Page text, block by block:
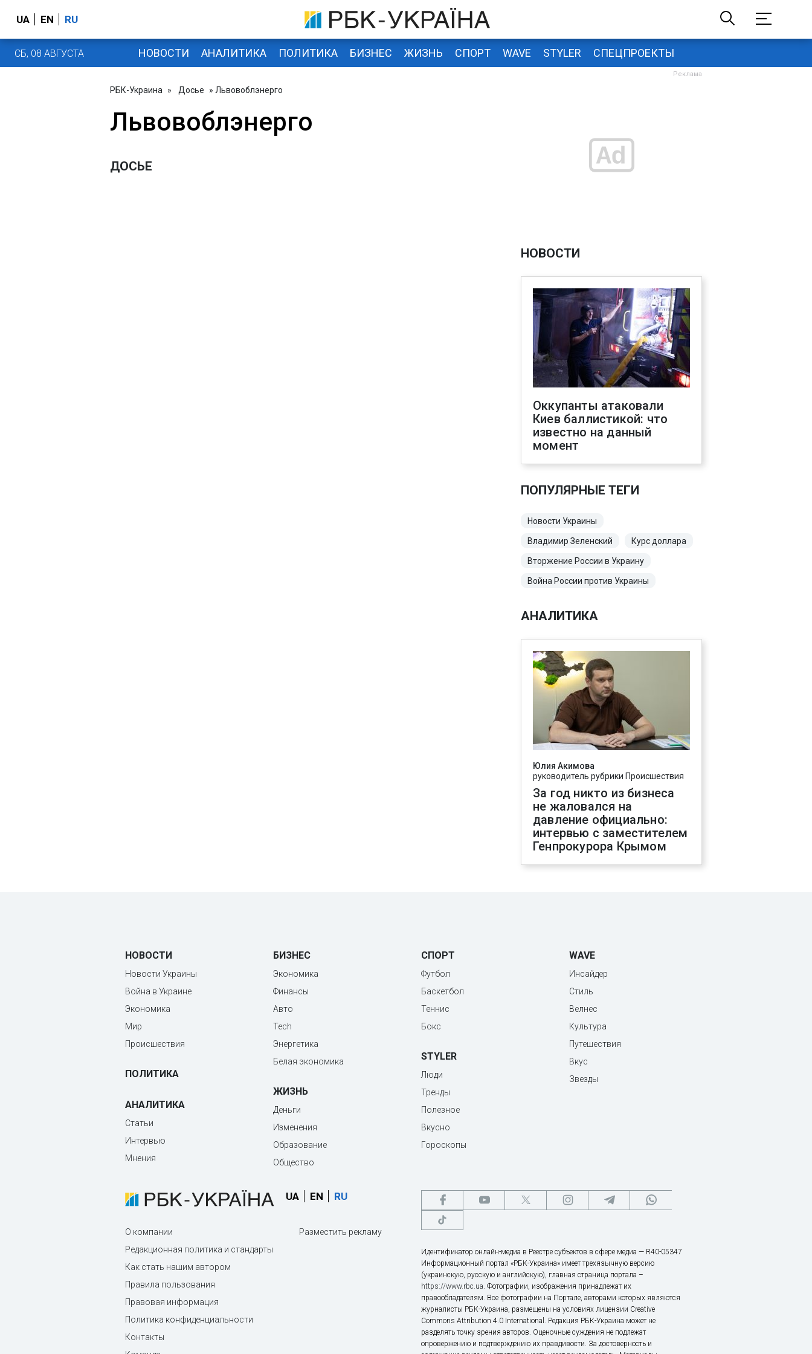
UA EN RU
СБ, 08 АВГУСТА НОВОСТИ АНАЛИТИКА ПОЛИТИКА БИЗНЕС ЖИЗНЬ СПОРТ WAVE STYLER СПЕЦПРОЕКТЫ
РБК-Украина » Досье » Львовоблэнерго
Львовоблэнерго
ДОСЬЕ
НОВОСТИ
Оккупанты атаковали
Киев баллистикой: что
известно на данный
момент
ПОПУЛЯРНЫЕ ТЕГИ
Новости Украины
Владимир Зеленский Курс доллара
Вторжение России в Украину
Война России против Украины
АНАЛИТИКА
Юлия Акимова
руководитель рубрики Происшествия
За год никто из бизнеса
не жаловался на
давление официально:
интервью с заместителем
Генпрокурора Крымом
НОВОСТИ
Новости Украины
Война в Украине
Экономика
Мир
Происшествия
ПОЛИТИКА
АНАЛИТИКА
Статьи
Интервью
Мнения
БИЗНЕС
Экономика
Финансы
Авто
Tech
Энергетика
Белая экономика
ЖИЗНЬ
Деньги
Изменения
Образование
Общество
СПОРТ
Футбол
Баскетбол
Теннис
Бокс
STYLER
Люди
Тренды
Полезное
Вкусно
Гороскопы
WAVE
Инсайдер
Стиль
Велнес
Культура
Путешествия
Вкус
Звезды
UA EN RU
О компании
Редакционная политика и стандарты
Как стать нашим автором
Правила пользования
Правовая информация
Политика конфиденциальности
Контакты
Разместить рекламу
Идентификатор онлайн-медиа в Реестре субъектов в сфере медиа — R40-05347
Информационный портал «РБК-Украина» имеет трехязычную версию
(украинскую, русскую и английскую), главная страница портала –
https://www.rbc.ua. Фотографии, изображения принадлежат их
правообладателям. Все фотографии на Портале, авторами которых являются
журналисты РБК-Украина, размещены на условиях лицензии Creative
Commons Attribution 4.0 International. Редакция РБК-Украина может не
разделять точку зрения авторов. Оценочные суждения не подлежат
опровержению и подтверждению их правдивости. За достоверность и